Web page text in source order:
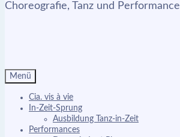
Choreografie, Tanz und Performance
Menü
Cia. vis à vie
In-Zeit-Sprung
Ausbildung Tanz-in-Zeit
Performances